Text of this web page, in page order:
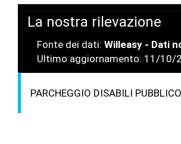
La nostra rilevazione
Fonte dei dati: Willeasy - Dati
Ultimo aggiornamento: 11/10/
PARCHEGGIO DISABILI PUBBLICO